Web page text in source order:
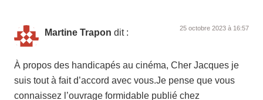
Martine Trapon dit : 25 octobre 2023 à 16:57
À propos des handicapés au cinéma, Cher Jacques je
suis tout à fait d’accord avec vous.Je pense que vous
connaissez l’ouvrage formidable publié chez